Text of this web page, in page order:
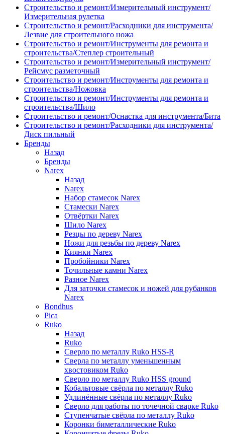
Строительство и ремонт/Измерительный инструмент/
Измерительная рулетка
Строительство и ремонт/Расходники для инструмента/
Лезвие для строительного ножа
Строительство и ремонт/Инструменты для ремонта и
строительства/Степлер строительный
Строительство и ремонт/Измерительный инструмент/
Рейсмус разметочный
Строительство и ремонт/Инструменты для ремонта и
строительства/Ножовка
Строительство и ремонт/Инструменты для ремонта и
строительства/Шило
Строительство и ремонт/Оснастка для инструмента/Бита
Строительство и ремонт/Расходники для инструмента/
Диск пильный
Бренды
Назад
Бренды
Narex
Назад
Narex
Набор стамесок Narex
Стамески Narex
Отвёртки Narex
Шило Narex
Резцы по дереву Narex
Ножи для резьбы по дереву Narex
Киянки Narex
Пробойники Narex
Точильные камни Narex
Разное Narex
Для заточки стамесок и ножей для рубанков
Narex
Bondhus
Pica
Ruko
Назад
Ruko
Сверло по металлу Ruko HSS-R
Сверла по металлу уменьшенным
хвостовиком Ruko
Сверло по металлу Ruko HSS ground
Кобальтовые свёрла по металлу Ruko
Удлинённые свёрла по металлу Ruko
Сверло для работы по точечной сварке Ruko
Ступенчатые свёрла по металлу Ruko
Коронки биметаллические Ruko